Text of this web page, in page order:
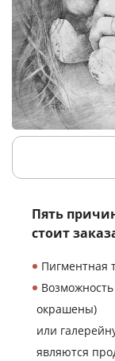
Пять
стоит
Пигментная
окрашены)
или
являются